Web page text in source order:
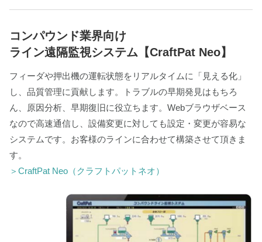
コンパウンド業界向け
ライン遠隔監視システム【CraftPat Neo】
フィーダや押出機の運転状態をリアルタイムに「見える化」
し、品質管理に貢献します。トラブルの早期発見はもちろ
ん、原因分析、早期復旧に役立ちます。Webブラウザベース
なので高速通信し、設備変更に対しても設定・変更が容易な
システムです。お客様のラインに合わせて構築させて頂きま
す。
＞CraftPat Neo（クラフトパットネオ）